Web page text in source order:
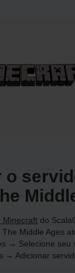
o
Minecraft do
Middle Ages
→ Selecione seu
→ Adicionar